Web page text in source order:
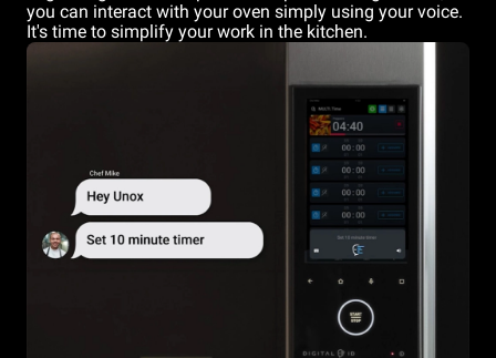
you can interact with your oven simply using your voice.
It's time to simplify your work in the kitchen.